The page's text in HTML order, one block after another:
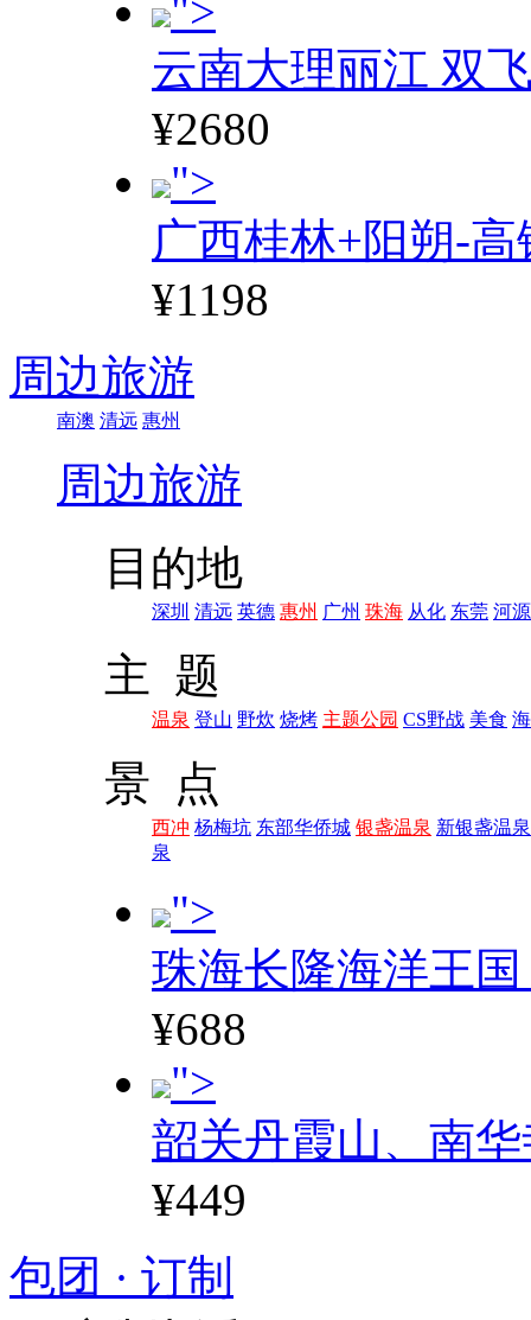
">
云南大理丽江 双
¥2680
">
广西桂林+阳朔-高
¥1198
周边旅游
南澳 清远 惠州
周边旅游
目的地
深圳 清远 英德 惠州 广州 珠海 从化 东莞 河源
主 题
温泉 登山 野炊 烧烤 主题公园 CS野战 美食
景 点
西冲 杨梅坑 东部华侨城 银盏温泉 新银盏温泉
泉
">
珠海长隆海洋王
¥688
">
韶关丹霞山、南
¥449
包团 · 订制